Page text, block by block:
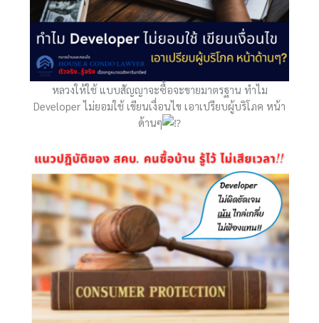
หลวงให้ใช้ แบบสัญญาจะซื้อจะขายมาตรฐาน ทำไม
Developer ไม่ยอมใช้ เขียนเงื่อนไข เอาเปรียบผู้บริโภค หน้า
ด้านๆ